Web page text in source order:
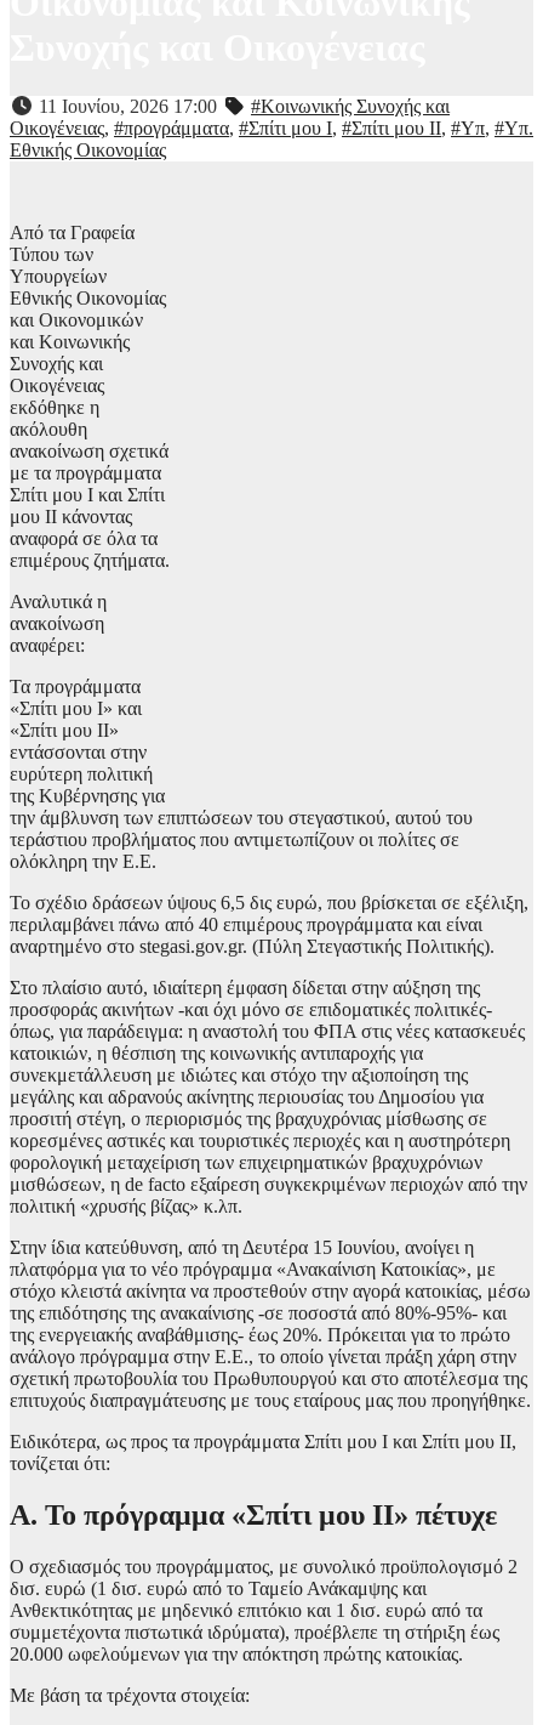
11 Ιουνίου, 2026 17:00
#Κοινωνικής Συνοχής και
Οικογένειας, #προγράμματα, #Σπίτι μου Ι, #Σπίτι μου ΙΙ, #Υπ, #Υπ.
Εθνικής Οικονομίας
Από τα Γραφεία
Τύπου των
Υπουργείων
Εθνικής Οικονομίας
και Οικονομικών
και Κοινωνικής
Συνοχής και
Οικογένειας
εκδόθηκε η
ακόλουθη
ανακοίνωση σχετικά
με τα προγράμματα
Σπίτι μου Ι και Σπίτι
μου ΙΙ κάνοντας
αναφορά σε όλα τα
επιμέρους ζητήματα.
Αναλυτικά η
ανακοίνωση
αναφέρει:
Τα προγράμματα
«Σπίτι μου Ι» και
«Σπίτι μου ΙΙ»
εντάσσονται στην
ευρύτερη πολιτική
της Κυβέρνησης για
την άμβλυνση των επιπτώσεων του στεγαστικού, αυτού του
τεράστιου προβλήματος που αντιμετωπίζουν οι πολίτες σε
ολόκληρη την Ε.Ε.
Το σχέδιο δράσεων ύψους 6,5 δις ευρώ, που βρίσκεται σε εξέλιξη,
περιλαμβάνει πάνω από 40 επιμέρους προγράμματα και είναι
αναρτημένο στο stegasi.gov.gr. (Πύλη Στεγαστικής Πολιτικής).
Στο πλαίσιο αυτό, ιδιαίτερη έμφαση δίδεται στην αύξηση της
προσφοράς ακινήτων -και όχι μόνο σε επιδοματικές πολιτικές-
όπως, για παράδειγμα: η αναστολή του ΦΠΑ στις νέες κατασκευές
κατοικιών, η θέσπιση της κοινωνικής αντιπαροχής για
συνεκμετάλλευση με ιδιώτες και στόχο την αξιοποίηση της
μεγάλης και αδρανούς ακίνητης περιουσίας του Δημοσίου για
προσιτή στέγη, ο περιορισμός της βραχυχρόνιας μίσθωσης σε
κορεσμένες αστικές και τουριστικές περιοχές και η αυστηρότερη
φορολογική μεταχείριση των επιχειρηματικών βραχυχρόνιων
μισθώσεων, η de facto εξαίρεση συγκεκριμένων περιοχών από την
πολιτική «χρυσής βίζας» κ.λπ.
Στην ίδια κατεύθυνση, από τη Δευτέρα 15 Ιουνίου, ανοίγει η
πλατφόρμα για το νέο πρόγραμμα «Ανακαίνιση Κατοικίας», με
στόχο κλειστά ακίνητα να προστεθούν στην αγορά κατοικίας, μέσω
της επιδότησης της ανακαίνισης -σε ποσοστά από 80%-95%- και
της ενεργειακής αναβάθμισης- έως 20%. Πρόκειται για το πρώτο
ανάλογο πρόγραμμα στην Ε.Ε., το οποίο γίνεται πράξη χάρη στην
σχετική πρωτοβουλία του Πρωθυπουργού και στο αποτέλεσμα της
επιτυχούς διαπραγμάτευσης με τους εταίρους μας που προηγήθηκε.
Ειδικότερα, ως προς τα προγράμματα Σπίτι μου Ι και Σπίτι μου ΙΙ,
τονίζεται ότι:
Α. Το πρόγραμμα «Σπίτι μου ΙΙ» πέτυχε
Ο σχεδιασμός του προγράμματος, με συνολικό προϋπολογισμό 2
δισ. ευρώ (1 δισ. ευρώ από το Ταμείο Ανάκαμψης και
Ανθεκτικότητας με μηδενικό επιτόκιο και 1 δισ. ευρώ από τα
συμμετέχοντα πιστωτικά ιδρύματα), προέβλεπε τη στήριξη έως
20.000 ωφελούμενων για την απόκτηση πρώτης κατοικίας.
Με βάση τα τρέχοντα στοιχεία: